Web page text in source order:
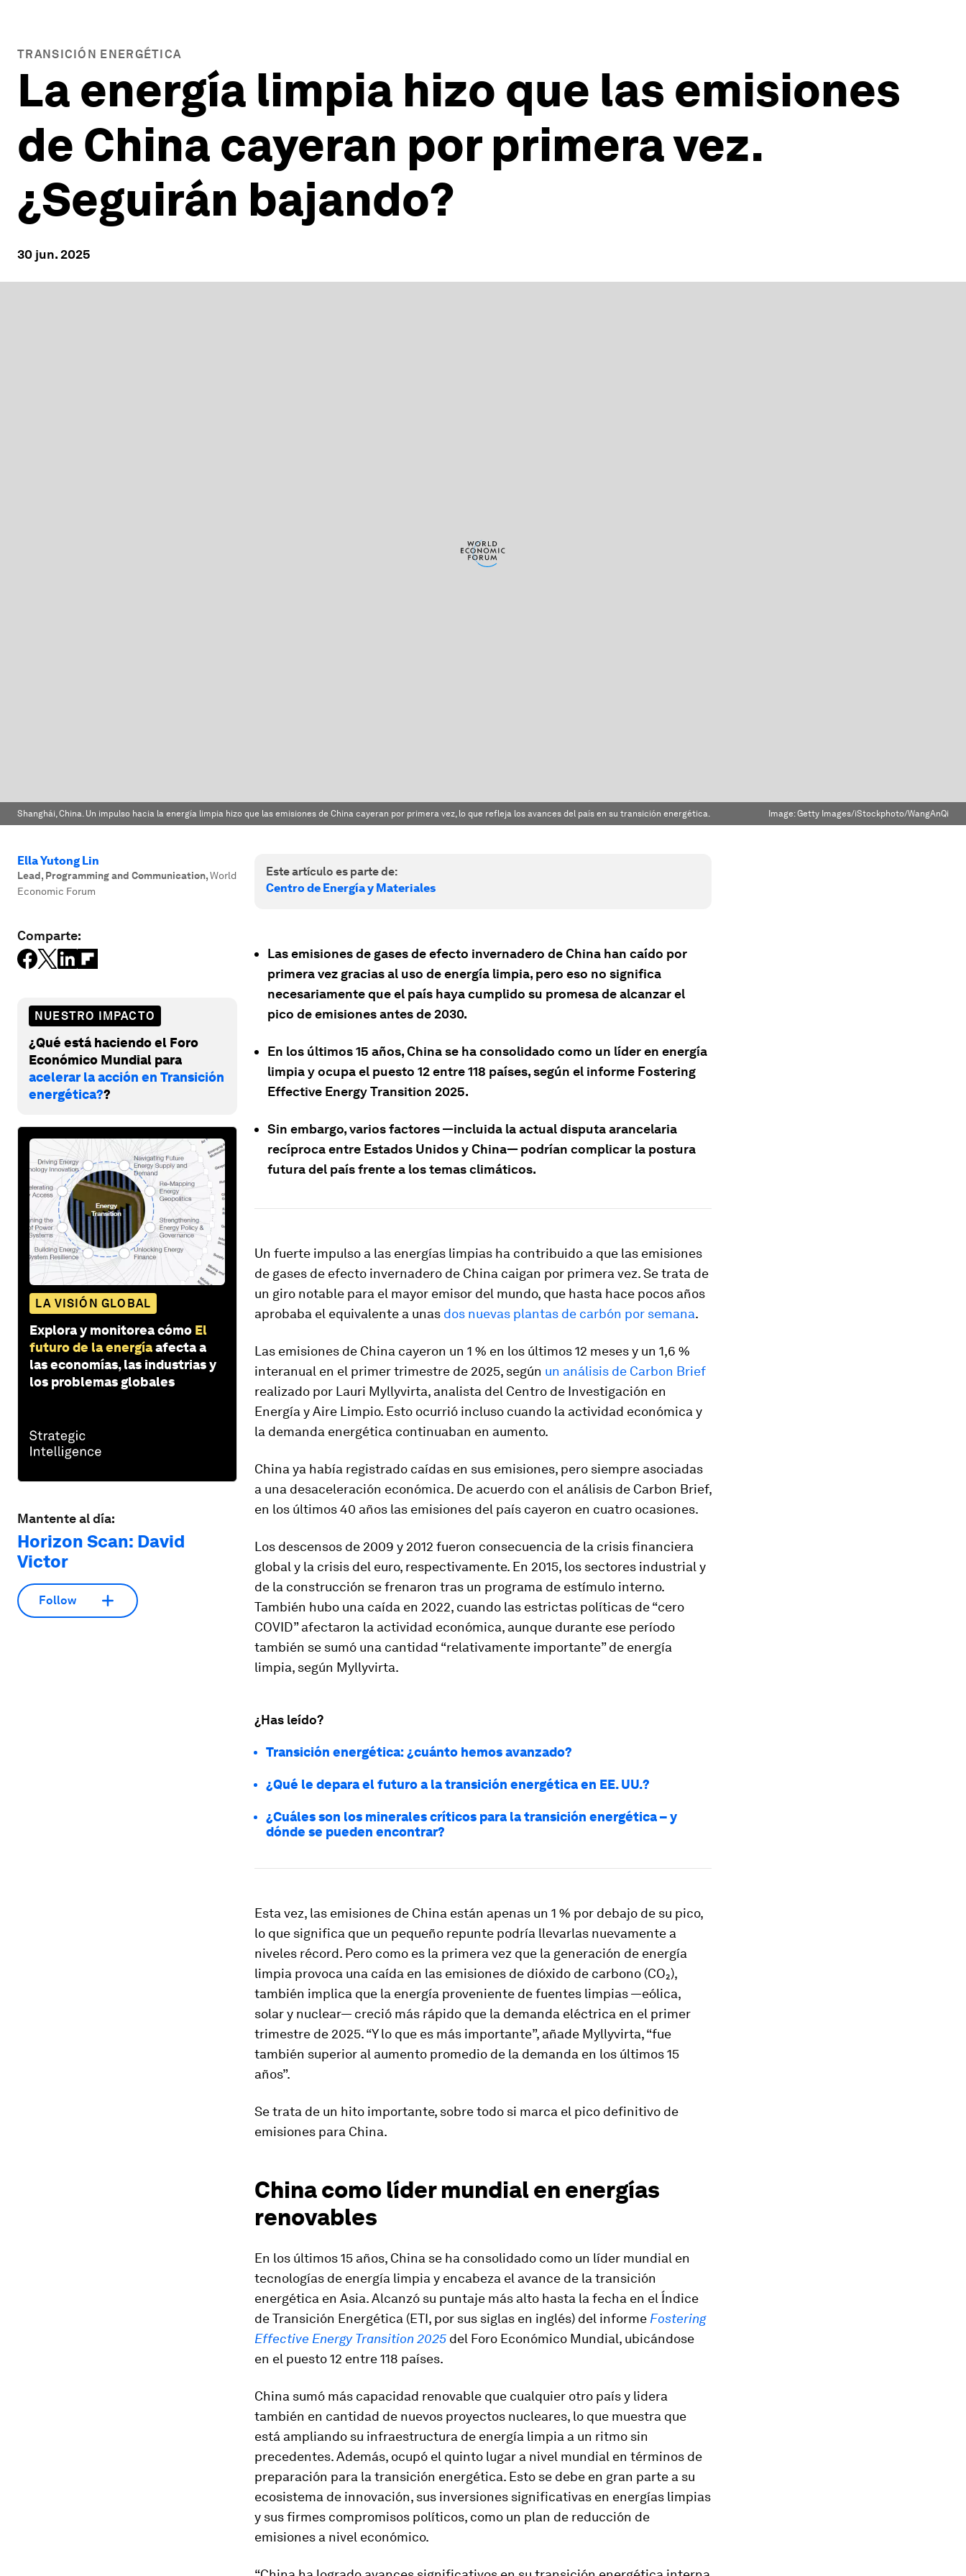
TRANSICIÓN ENERGÉTICA
La energía limpia hizo que las emisiones
de China cayeran por primera vez.
¿Seguirán bajando?
30 jun. 2025
Shanghái, China. Un impulso hacia la energía limpia hizo que las emisiones de China cayeran por primera vez, lo que refleja los avances del país en su transición energética. Image:Getty Images/iStockphoto/WangAnQi
Ella Yutong Lin
Lead, Programming and Communication,World
Economic Forum
Comparte:
NUESTRO IMPACTO
¿Qué está haciendo el Foro
Económico Mundial para
acelerar la acción en Transición
energética??
LA VISIÓN GLOBAL
Explora y monitorea cómo El
futuro de la energíaafecta a
las economías, las industrias y
los problemas globales
Mantente al día:
Horizon Scan: David
Victor
Follow
Este artículo es parte de:
Centro de Energía y Materiales
Las emisiones de gases de efecto invernadero de China han caído por
primera vez gracias al uso de energía limpia, pero eso no significa
necesariamente que el país haya cumplido su promesa de alcanzar el
pico de emisiones antes de 2030.
En los últimos 15 años, China se ha consolidado como un líder en energía
limpia y ocupa el puesto 12 entre 118 países, según el informe Fostering
Effective Energy Transition 2025.
Sin embargo, varios factores —incluida la actual disputa arancelaria
recíproca entre Estados Unidos y China— podrían complicar la postura
futura del país frente a los temas climáticos.
Un fuerte impulso a las energías limpias ha contribuido a que las emisiones
de gases de efecto invernadero de China caigan por primera vez. Se trata de
un giro notable para el mayor emisor del mundo, que hasta hace pocos años
aprobaba el equivalente a unas dos nuevas plantas de carbón por semana.
Las emisiones de China cayeron un 1 % en los últimos 12 meses y un 1,6 %
interanual en el primer trimestre de 2025, según un análisis de Carbon Brief
realizado por Lauri Myllyvirta, analista del Centro de Investigación en
Energía y Aire Limpio. Esto ocurrió incluso cuando la actividad económica y
la demanda energética continuaban en aumento.
China ya había registrado caídas en sus emisiones, pero siempre asociadas
a una desaceleración económica. De acuerdo con el análisis de Carbon Brief,
en los últimos 40 años las emisiones del país cayeron en cuatro ocasiones.
Los descensos de 2009 y 2012 fueron consecuencia de la crisis financiera
global y la crisis del euro, respectivamente. En 2015, los sectores industrial y
de la construcción se frenaron tras un programa de estímulo interno.
También hubo una caída en 2022, cuando las estrictas políticas de “cero
COVID” afectaron la actividad económica, aunque durante ese período
también se sumó una cantidad “relativamente importante” de energía
limpia, según Myllyvirta.
¿Has leído?
Transición energética: ¿cuánto hemos avanzado?
¿Qué le depara el futuro a la transición energética en EE. UU.?
¿Cuáles son los minerales críticos para la transición energética – y
dónde se pueden encontrar?
Esta vez, las emisiones de China están apenas un 1 % por debajo de su pico,
lo que significa que un pequeño repunte podría llevarlas nuevamente a
niveles récord. Pero como es la primera vez que la generación de energía
limpia provoca una caída en las emisiones de dióxido de carbono (CO₂),
también implica que la energía proveniente de fuentes limpias —eólica,
solar y nuclear— creció más rápido que la demanda eléctrica en el primer
trimestre de 2025. “Y lo que es más importante”, añade Myllyvirta, “fue
también superior al aumento promedio de la demanda en los últimos 15
años”.
Se trata de un hito importante, sobre todo si marca el pico definitivo de
emisiones para China.
China como líder mundial en energías
renovables
En los últimos 15 años, China se ha consolidado como un líder mundial en
tecnologías de energía limpia y encabeza el avance de la transición
energética en Asia. Alcanzó su puntaje más alto hasta la fecha en el Índice
de Transición Energética (ETI, por sus siglas en inglés) del informe Fostering
Effective Energy Transition 2025 del Foro Económico Mundial, ubicándose
en el puesto 12 entre 118 países.
China sumó más capacidad renovable que cualquier otro país y lidera
también en cantidad de nuevos proyectos nucleares, lo que muestra que
está ampliando su infraestructura de energía limpia a un ritmo sin
precedentes. Además, ocupó el quinto lugar a nivel mundial en términos de
preparación para la transición energética. Esto se debe en gran parte a su
ecosistema de innovación, sus inversiones significativas en energías limpias
y sus firmes compromisos políticos, como un plan de reducción de
emisiones a nivel económico.